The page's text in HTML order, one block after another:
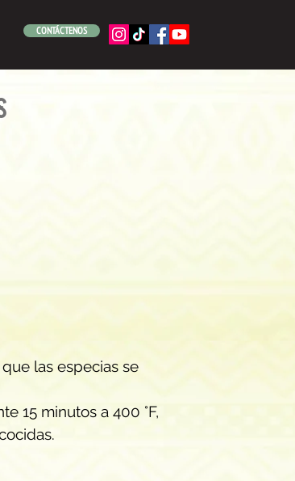
CONTÁCTENOS
las especias se
15 minutos a 400 °F,